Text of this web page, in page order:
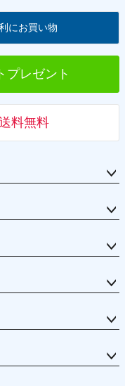
へ
にお買い物
プレゼント
料無料